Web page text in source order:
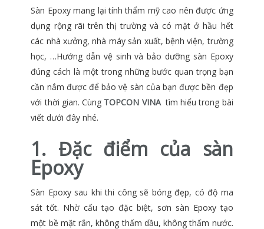
Sàn Epoxy mang lại tính thẩm mỹ cao nên được ứng
dụng rộng rãi trên thị trường và có mặt ở hầu hết
các nhà xưởng, nhà máy sản xuất, bệnh viện, trường
học, …Hướng dẫn vệ sinh và bảo dưỡng sàn Epoxy
đúng cách là một trong những bước quan trọng bạn
cần nắm được để bảo vệ sàn của bạn được bền đẹp
với thời gian. Cùng TOPCON VINA tìm hiểu trong bài
viết dưới đây nhé.
1. Đặc điểm của sàn
Epoxy
Sàn Epoxy sau khi thi công sẽ bóng đẹp, có độ ma
sát tốt. Nhờ cấu tạo đặc biệt, sơn sàn Epoxy tạo
một bề mặt rắn, không thấm dầu, không thấm nước.